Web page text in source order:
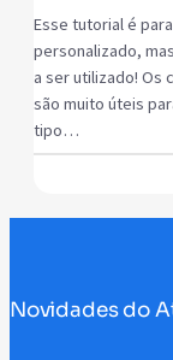
Esse tutorial é
personalizado,
a ser utilizado! Os
são muito úteis
tipo…
Novidades do